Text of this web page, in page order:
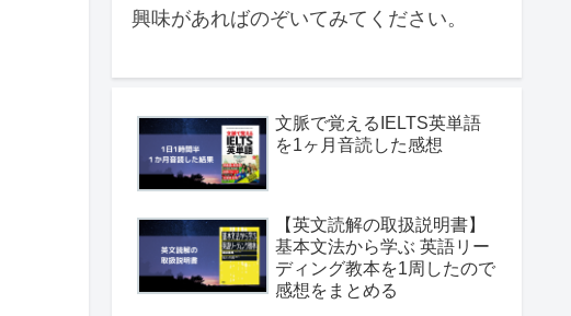
興味があればのぞいてみてください。
文脈で覚えるIELTS英単語
を1ヶ月音読した感想
【英文読解の取扱説明書】
基本文法から学ぶ 英語リー
ディング教本を1周したので
感想をまとめる